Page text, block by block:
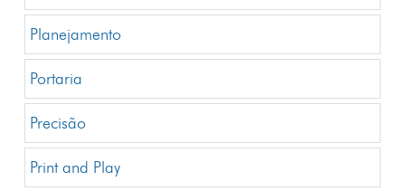
Planejamento
Portaria
Precisão
Print and Play